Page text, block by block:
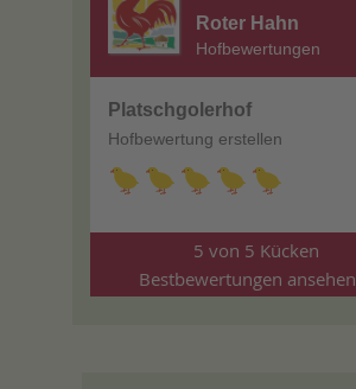
Roter Hahn
Hofbewertungen
Platschgolerhof
Hofbewertung erstellen
5 von 5 Kücken
Bestbewertungen